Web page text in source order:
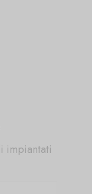
impiantati